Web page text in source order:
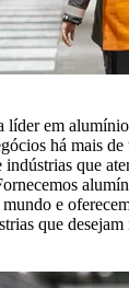
líder em
há mais
que
e
que